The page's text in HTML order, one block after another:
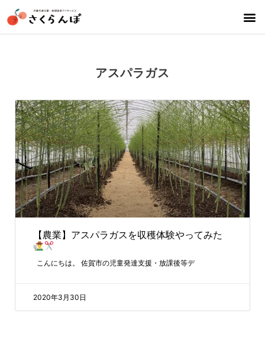
アスパラガス
【農業】アスパラガスを収穫体験やってみた
こんにちは。 佐賀市の児童発達支援・放課後等デ
2020年3月30日